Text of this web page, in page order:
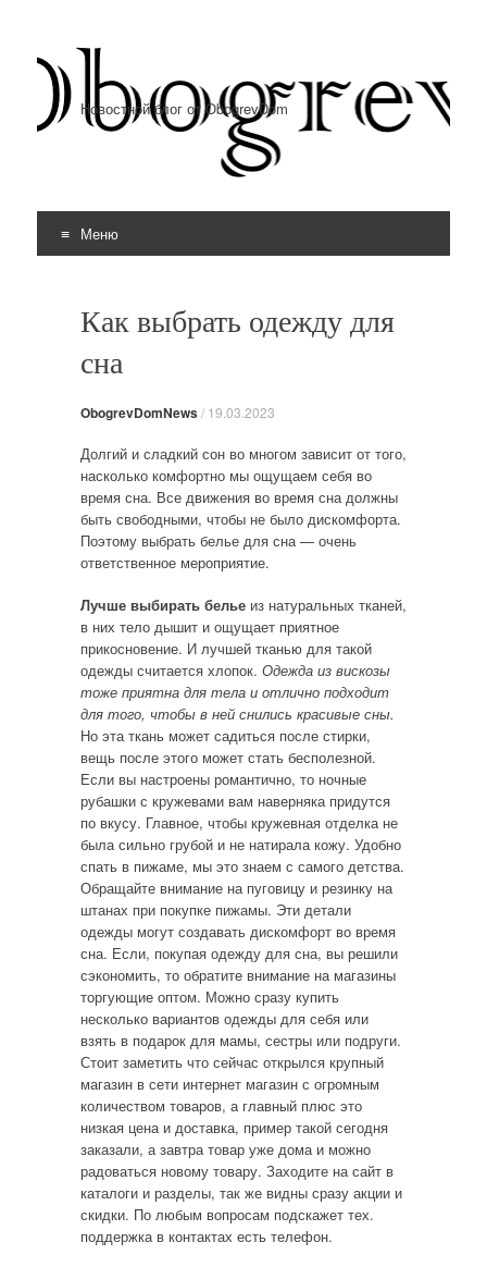
Новостной блог от ObogrevDom
Меню
Как выбрать одежду для
сна
ObogrevDomNews/ 19.03.2023
Долгий и сладкий сон во многом зависит от того,
насколько комфортно мы ощущаем себя во
время сна. Все движения во время сна должны
быть свободными, чтобы не было дискомфорта.
Поэтому выбрать белье для сна — очень
ответственное мероприятие.
Лучше выбирать бельеиз натуральных тканей,
в них тело дышит и ощущает приятное
прикосновение. И лучшей тканью для такой
одежды считается хлопок. Одежда из вискозы
тоже приятна для тела и отлично подходит
для того, чтобы в ней снились красивые сны.
Но эта ткань может садиться после стирки,
вещь после этого может стать бесполезной.
Если вы настроены романтично, то ночные
рубашки с кружевами вам наверняка придутся
по вкусу. Главное, чтобы кружевная отделка не
была сильно грубой и не натирала кожу. Удобно
спать в пижаме, мы это знаем с самого детства.
Обращайте внимание на пуговицу и резинку на
штанах при покупке пижамы. Эти детали
одежды могут создавать дискомфорт во время
сна. Если, покупая одежду для сна, вы решили
сэкономить, то обратите внимание на магазины
торгующие оптом. Можно сразу купить
несколько вариантов одежды для себя или
взять в подарок для мамы, сестры или подруги.
Стоит заметить что сейчас открылся крупный
магазин в сети интернет магазин с огромным
количеством товаров, а главный плюс это
низкая цена и доставка, пример такой сегодня
заказали, а завтра товар уже дома и можно
радоваться новому товару. Заходите на сайт в
каталоги и разделы, так же видны сразу акции и
скидки. По любым вопросам подскажет тех.
поддержка в контактах есть телефон.